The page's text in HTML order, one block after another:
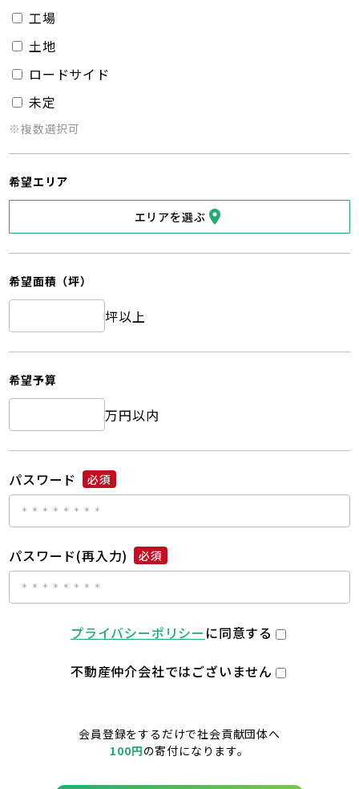
工場
土地
ロードサイド
未定
※複数選択可
希望エリア
エリアを選ぶ
希望面積（坪）
坪以上
希望予算
万円以内
パスワード 必須
パスワード(再入力) 必須
プライバシーポリシー に同意する
不動産仲介会社ではございません
会員登録をするだけで社会貢献団体へ
100円の寄付になります。